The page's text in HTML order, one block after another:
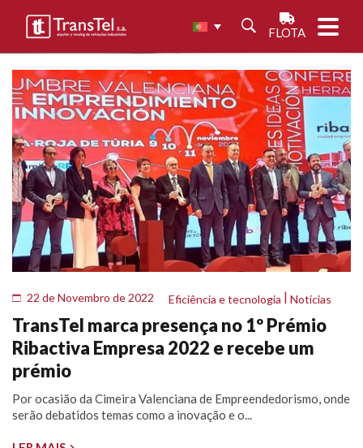
FLOTA
22 de Novembro de 2022 Eficiência e tecnologia | Notícias
TransTel marca presença no 1º Prémio
Ribactiva Empresa 2022 e recebe um
prémio
Por ocasião da Cimeira Valenciana de Empreendedorismo, onde
serão debatidos temas como a inovação e o...